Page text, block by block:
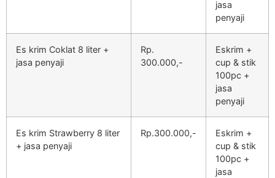
jasa
penyaji
Es krim Coklat 8 liter +
jasa penyaji
Rp.
300.000,-
Eskrim +
cup & stik
100pc +
jasa
penyaji
Es krim Strawberry 8 liter
+ jasa penyaji
Rp.300.000,-
Eskrim +
cup & stik
100pc +
jasa